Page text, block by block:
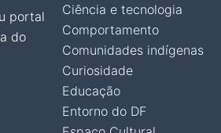
portal
do
Ciência e tecnologia
Comportamento
Comunidades indígenas
Curiosidade
Educação
Entorno do DF